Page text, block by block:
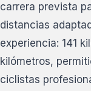
carrera prevista
distancias
experiencia: 141
kilómetros,
ciclistas